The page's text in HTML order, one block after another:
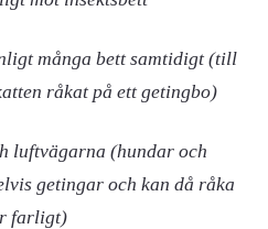
många bett samtidigt (till
råkat på ett getingbo)
luftvägarna (hundar och
getingar och kan då råka
farligt)